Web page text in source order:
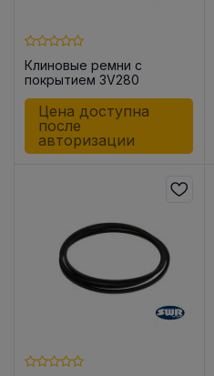
Клиновые ремни с
покрытием 3V280
Цена доступна
после
авторизации